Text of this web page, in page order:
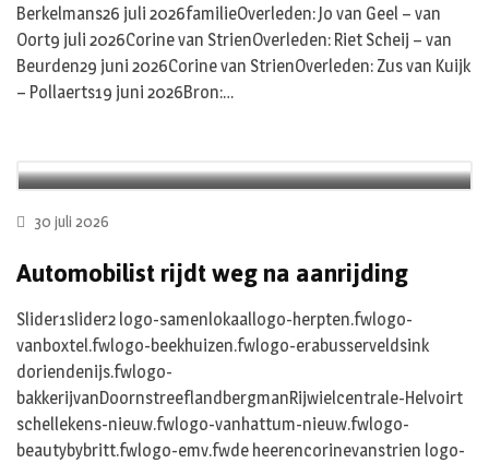
Berkelmans26 juli 2026familieOverleden: Jo van Geel – van
Oort9 juli 2026Corine van StrienOverleden: Riet Scheij – van
Beurden29 juni 2026Corine van StrienOverleden: Zus van Kuijk
– Pollaerts19 juni 2026Bron:…
30 juli 2026
Automobilist rijdt weg na aanrijding
Slider1slider2 logo-samenlokaallogo-herpten.fwlogo-
vanboxtel.fwlogo-beekhuizen.fwlogo-erabusserveldsink
doriendenijs.fwlogo-
bakkerijvanDoornstreeflandbergmanRijwielcentrale-Helvoirt
schellekens-nieuw.fwlogo-vanhattum-nieuw.fwlogo-
beautybybritt.fwlogo-emv.fwde heerencorinevanstrien logo-